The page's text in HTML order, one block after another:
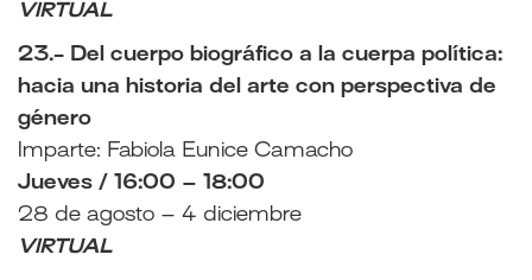
VIRTUAL
23.- Del cuerpo biográfico a la cuerpa política:
hacia una historia del arte con perspectiva de
género
Imparte: Fabiola Eunice Camacho
Jueves / 16:00 – 18:00
28 de agosto – 4 diciembre
VIRTUAL